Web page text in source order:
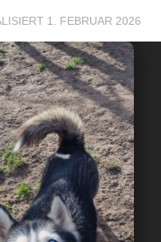
1. FEBRUAR 2026